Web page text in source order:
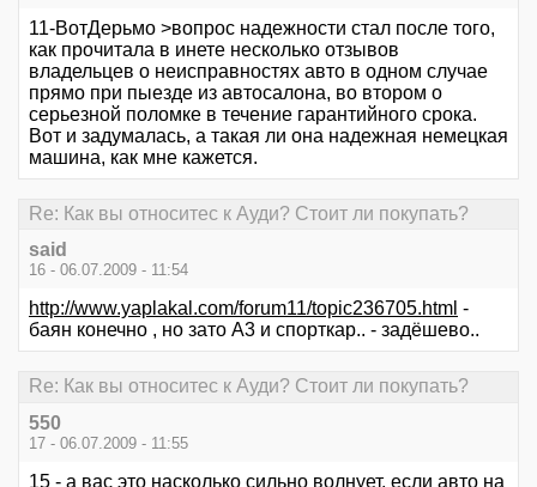
11-ВотДерьмо >вопрос надежности стал после того,
как прочитала в инете несколько отзывов
владельцев о неисправностях авто в одном случае
прямо при пыезде из автосалона, во втором о
серьезной поломке в течение гарантийного срока.
Вот и задумалась, а такая ли она надежная немецкая
машина, как мне кажется.
Re: Как вы относитес к Ауди? Стоит ли покупать?
said
16 - 06.07.2009 - 11:54
http://www.yaplakal.com/forum11/topic236705.html -
баян конечно , но зато А3 и спорткар.. - задёшево..
Re: Как вы относитес к Ауди? Стоит ли покупать?
550
17 - 06.07.2009 - 11:55
15 - а вас это насколько сильно волнует, если авто на